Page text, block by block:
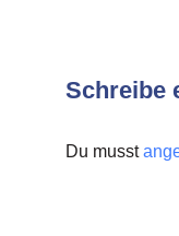
Schreibe
Du musst